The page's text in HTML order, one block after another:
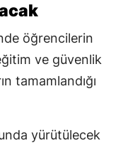
öğrencilerin
ve güvenlik
tamamlandığı
yürütülecek